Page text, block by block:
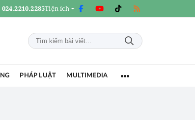
024.2210.2285Tiện ích
PHÁP LUẬT MULTIMEDIA